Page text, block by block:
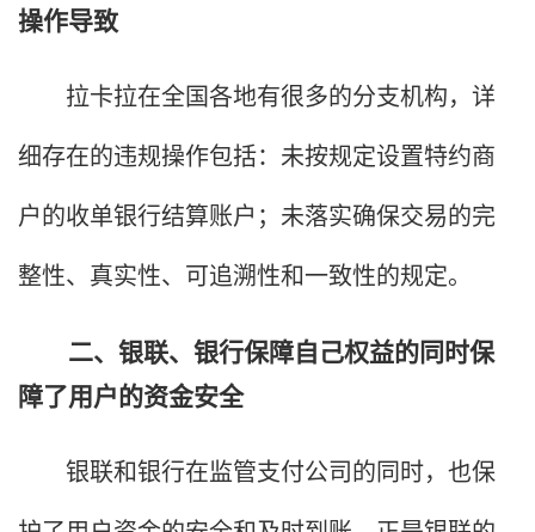
操作导致
拉卡拉在全国各地有很多的分支机构，详
细存在的违规操作包括：未按规定设置特约商
户的收单银行结算账户；未落实确保交易的完
整性、真实性、可追溯性和一致性的规定。
二、银联、银行保障自己权益的同时保
障了用户的资金安全
银联和银行在监管支付公司的同时，也保